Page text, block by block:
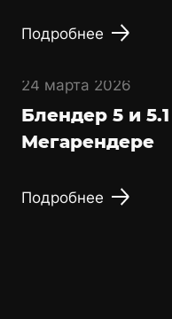
Подробнее
24 марта 2026
Блендер 5 и
Мегарендере
Подробнее